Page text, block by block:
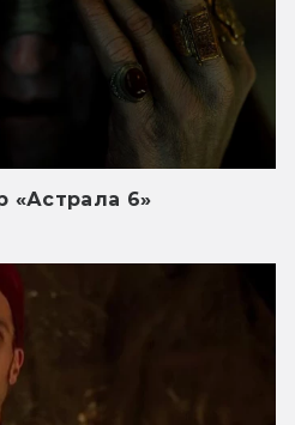
«Астрала 6»